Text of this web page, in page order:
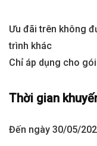
Ưu đãi trên không
trình khác
Chỉ áp dụng cho
Thời gian
Đến ngày 30/05/